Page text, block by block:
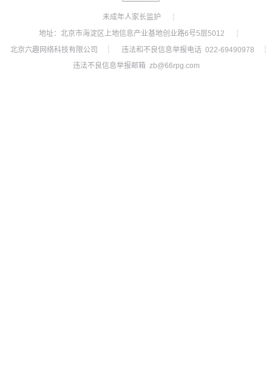
未成年人家长监护
┊
地址：北京市海淀区上地信息产业基地创业路6号5层5012
┊
北京六趣网络科技有限公司
┊ 违法和不良信息举报电话 022-69490978
┊
违法不良信息举报邮箱 zb@66rpg.com